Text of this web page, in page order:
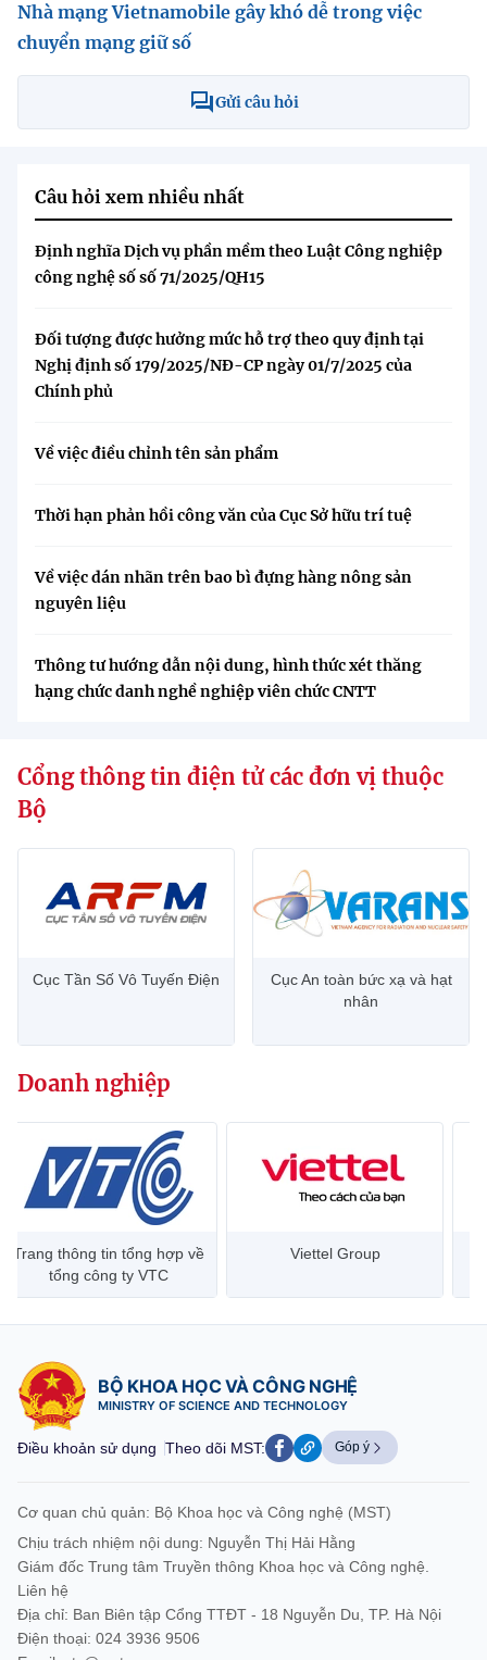
Nhà mạng Vietnamobile gây khó dễ trong việc
chuyển mạng giữ số
Gửi câu hỏi
Câu hỏi xem nhiều nhất
Định nghĩa Dịch vụ phần mềm theo Luật Công nghiệp
công nghệ số số 71/2025/QH15
Đối tượng được hưởng mức hỗ trợ theo quy định tại
Nghị định số 179/2025/NĐ-CP ngày 01/7/2025 của
Chính phủ
Về việc điều chỉnh tên sản phẩm
Thời hạn phản hồi công văn của Cục Sở hữu trí tuệ
Về việc dán nhãn trên bao bì đựng hàng nông sản
nguyên liệu
Thông tư hướng dẫn nội dung, hình thức xét thăng
hạng chức danh nghề nghiệp viên chức CNTT
Cổng thông tin điện tử các đơn vị thuộc
Bộ
Cục Tần Số Vô Tuyến Điện
Cục An toàn bức xạ và hạt
nhân
Doanh nghiệp
Trang thông tin tổng hợp về
tổng công ty VTC
Viettel Group
BỘ KHOA HỌC VÀ CÔNG NGHỆ
MINISTRY OF SCIENCE AND TECHNOLOGY
Điều khoản sử dụng Theo dõi MST: Góp ý
Cơ quan chủ quản: Bộ Khoa học và Công nghệ (MST)
Chịu trách nhiệm nội dung: Nguyễn Thị Hải Hằng
Giám đốc Trung tâm Truyền thông Khoa học và Công nghệ.
Liên hệ
Địa chỉ: Ban Biên tập Cổng TTĐT - 18 Nguyễn Du, TP. Hà Nội
Điện thoại: 024 3936 9506